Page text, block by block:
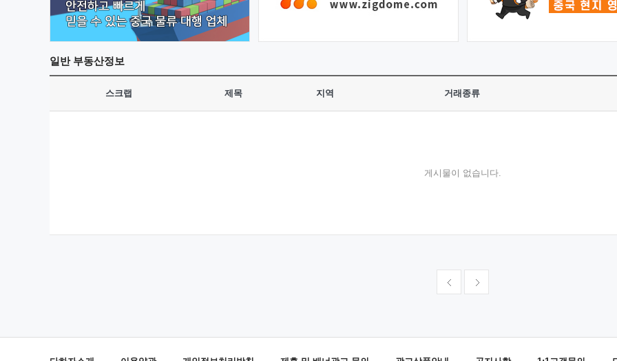
일반부동산정보
스크랩 제목 지역 거래종류
게시물이 없습니다.